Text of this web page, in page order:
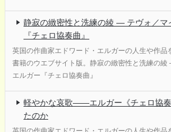
静寂の緻密性と洗練の綾 ― テヴォ／マ
『チェロ協奏曲』
英国の作曲家エドワード・エルガーの人生や作品
書籍のウエブサイト版。静寂の緻密性と洗練の
エルガー『チェロ協奏曲』
軽やかな哀歌――エルガー《チェロ協奏
たのか